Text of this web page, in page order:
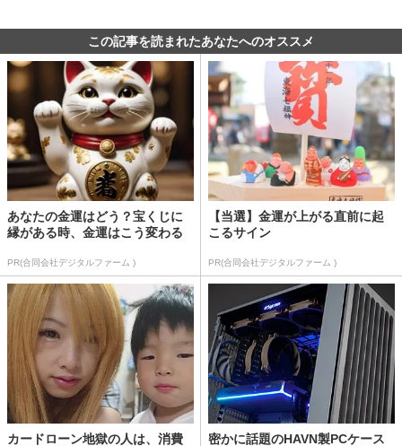
この記事を読まれたあなたへのオススメ
あなたの金運はどう？宝くじに
縁がある時、金運はこう変わる
PR(合同会社デジタルファーム )
【当選】金運が上がる直前に起
こるサイン
PR(合同会社デジタルファーム )
カードローン地獄の人は、消費
密かに話題のHAVN製PCケース